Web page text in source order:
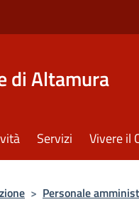
di Altamura
Servizi Vivere il
> Personale